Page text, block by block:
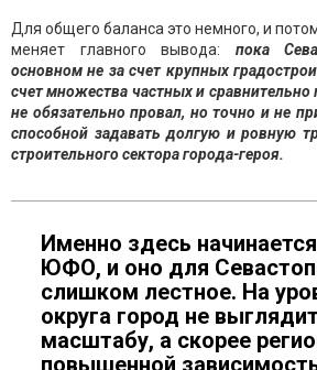
Для общего баланса это немного, и
меняет главного вывода: пока
основном не за счет крупных
счет множества частных и
не обязательно провал, но точно и не
способной задавать долгую и ровную
строительного сектора города-героя.
Именно здесь
ЮФО, и оно для
слишком лестное. На
округа город не
масштабу, а скорее
повышенной